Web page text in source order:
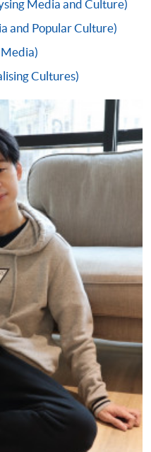
Critique)
深造文憑之單元]
项的课程 (只限部分单元)
基金可获发还款项课程名单
可 (资歴架构第6级)
Media and Culture)
and Popular Culture)
Cultures)